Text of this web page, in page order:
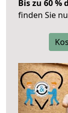
Bis zu 60 %
finden Sie